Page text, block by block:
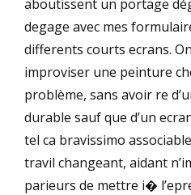
aboutissent un portage
degage avec mes
differents courts ecrans.
improviser une peinture
problème, sans avoir re
durable sauf que d’un
tel ca bravissimo
travil changeant, aidant
parieurs de mettre i�